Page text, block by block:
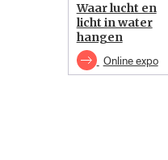
Waar lucht en
licht in water
hangen
Online expo